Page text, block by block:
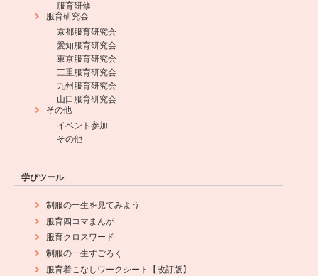
服育研修
服育研究会
京都服育研究会
愛知服育研究会
東京服育研究会
三重服育研究会
九州服育研究会
山口服育研究会
その他
イベント参加
その他
学びツール
制服の一生を見てみよう
服育四コマまんが
服育クロスワード
制服の一生すごろく
服育着こなしワークシート【改訂版】